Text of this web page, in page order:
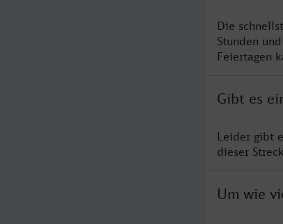
Die
Stunden
Feiertagen
Gibt es
Leider gibt
dieser
Um wie